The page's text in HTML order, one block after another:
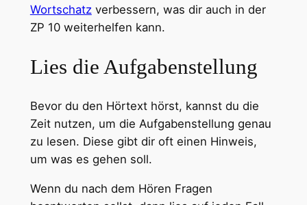
Wortschatzverbessern, was dir auch in der
ZP 10 weiterhelfen kann.
Lies die Aufgabenstellung
Bevor du den Hörtext hörst, kannst du die
Zeit nutzen, um die Aufgabenstellung genau
zu lesen. Diese gibt dir oft einen Hinweis,
um was es gehen soll.
Wenn du nach dem Hören Fragen